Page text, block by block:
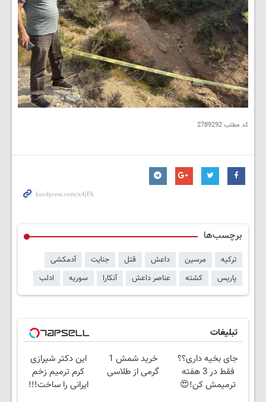
کد مطلب2789292
برچسب‌ها
ترکیه مرسین داعش قتل جنایت
آدمکشی
پاریس
کشته عناصر داعش آنکارا سوریه ادلب
تبلیغات
جای بخیه داری؟؟
فقط در 3 هفته
ترمیمش کن!😍
خرید شمش 1
گرمی از طلاسی
این دکتر شیرازی
کرم ترمیم زخم
ایرانی را ساخت!!!